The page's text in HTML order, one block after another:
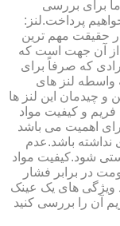
برای بررسی
پرداخت.لنز:
حقیقت مهم ترین
از آن جهت است که
که صرفاً برای
واسطه لنز های
چیدمان این لنز ها
و کیفیت مواد
اهمیت می باشد
باشد.عدم
شود.کیفیت مواد
در برابر فشار
ویژگی های یک عینک
آن را بررسی کنید